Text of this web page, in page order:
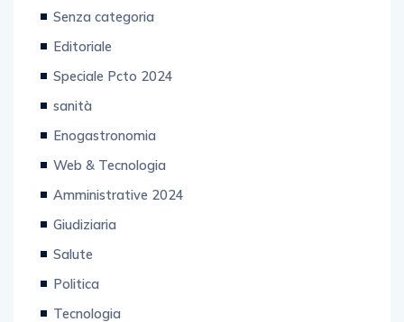
Senza categoria
Editoriale
Speciale Pcto 2024
sanità
Enogastronomia
Web & Tecnologia
Amministrative 2024
Giudiziaria
Salute
Politica
Tecnologia